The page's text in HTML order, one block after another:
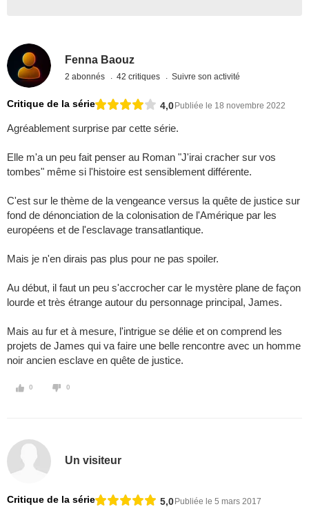
Fenna Baouz
2 abonnés 42 critiques Suivre son activité
Critique de la série 4,0 Publiée le 18 novembre 2022
Agréablement surprise par cette série.
Elle m'a un peu fait penser au Roman "J'irai cracher sur vos
tombes" même si l'histoire est sensiblement différente.
C'est sur le thème de la vengeance versus la quête de justice sur
fond de dénonciation de la colonisation de l'Amérique par les
européens et de l'esclavage transatlantique.
Mais je n'en dirais pas plus pour ne pas spoiler.
Au début, il faut un peu s'accrocher car le mystère plane de façon
lourde et très étrange autour du personnage principal, James.
Mais au fur et à mesure, l'intrigue se délie et on comprend les
projets de James qui va faire une belle rencontre avec un homme
noir ancien esclave en quête de justice.
0 0
Un visiteur
Critique de la série 5,0 Publiée le 5 mars 2017